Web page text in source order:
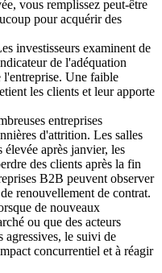
vous remplissez peut-être
pour acquérir des
investisseurs examinent de
de l'adéquation
l'entreprise. Une faible
les clients et leur apporte
entreprises
d'attrition. Les salles
après janvier, les
des clients après la fin
B2B peuvent observer
renouvellement de contrat.
de nouveaux
ou que des acteurs
agressives, le suivi de
concurrentiel et à réagir